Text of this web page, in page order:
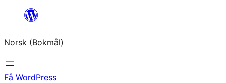
Hopp
innhold
Norsk (Bokmål)
Få WordPress